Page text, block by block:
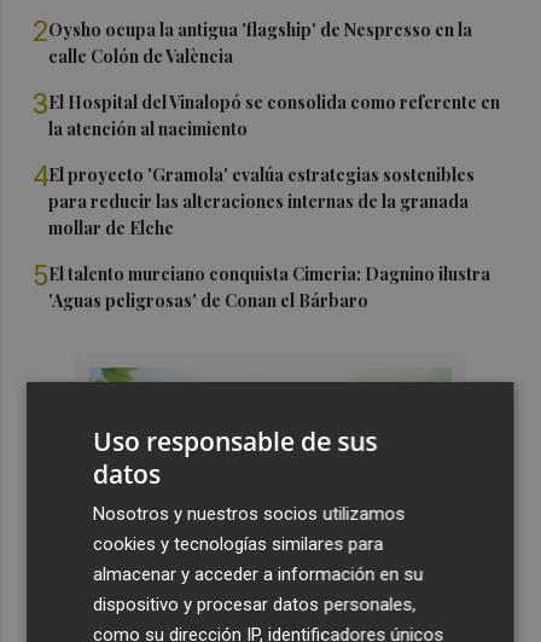
2Oysho ocupa la antigua 'flagship' de Nespresso en la
calle Colón de València
3El Hospital del Vinalopó se consolida como referente en
la atención al nacimiento
4El proyecto 'Gramola' evalúa estrategias sostenibles
para reducir las alteraciones internas de la granada
mollar de Elche
5El talento murciano conquista Cimeria: Dagnino ilustra
'Aguas peligrosas' de Conan el Bárbaro
Uso responsable de sus
datos
Nosotros y nuestros socios utilizamos
cookies y tecnologías similares para
almacenar y acceder a información en su
dispositivo y procesar datos personales,
como su dirección IP, identificadores únicos